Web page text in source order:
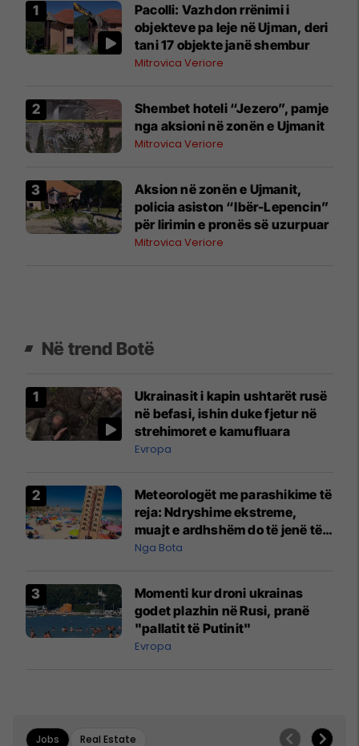
Pacolli: Vazhdon rrënimi i
objekteve pa leje në Ujman, deri
tani 17 objekte janë shembur
Mitrovica Veriore
Shembet hoteli “Jezero”, pamje
nga aksioni në zonën e Ujmanit
Mitrovica Veriore
Aksion në zonën e Ujmanit,
policia asiston “Ibër-Lepencin”
për lirimin e pronës së uzurpuar
Mitrovica Veriore
Në trend Botë
Ukrainasit i kapin ushtarët rusë
në befasi, ishin duke fjetur në
strehimoret e kamufluara
Evropa
Meteorologët me parashikime të
reja: Ndryshime ekstreme,
muajt e ardhshëm do të jenë të
pazakontë
Nga Bota
Momenti kur droni ukrainas
godet plazhin në Rusi, pranë
"pallatit të Putinit"
Evropa
Jobs Real Estate